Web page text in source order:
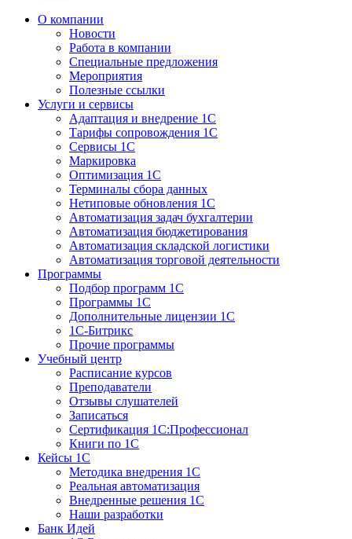
О компании
Новости
Работа в компании
Специальные предложения
Мероприятия
Полезные ссылки
Услуги и сервисы
Адаптация и внедрение 1С
Тарифы сопровождения 1С
Сервисы 1С
Маркировка
Оптимизация 1С
Терминалы сбора данных
Нетиповые обновления 1С
Автоматизация задач бухгалтерии
Автоматизация бюджетирования
Автоматизация складской логистики
Автоматизация торговой деятельности
Программы
Подбор программ 1С
Программы 1С
Дополнительные лицензии 1С
1С-Битрикс
Прочие программы
Учебный центр
Расписание курсов
Преподаватели
Отзывы слушателей
Записаться
Сертификация 1С:Профессионал
Книги по 1С
Кейсы 1С
Методика внедрения 1С
Реальная автоматизация
Внедренные решения 1С
Наши разработки
Банк Идей